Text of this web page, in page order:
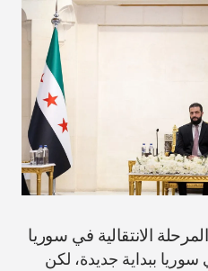
الانتقالية في سوريا
سوريا ببداية جديدة، لكن